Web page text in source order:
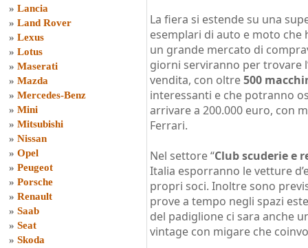
» Lancia
» Land Rover
» Lexus
» Lotus
» Maserati
» Mazda
» Mercedes-Benz
» Mini
» Mitsubishi
» Nissan
» Opel
» Peugeot
» Porsche
» Renault
» Saab
» Seat
» Skoda
La fiera si estende su una
esemplari di auto e moto
un grande mercato di
giorni serviranno per trovare
vendita, con oltre500
interessanti e che potranno
arrivare a 200.000 euro, con
Ferrari.
Nel settore “Club scuderie e
Italia esporranno le vetture
propri soci. Inoltre sono
prove a tempo negli spazi
del padiglione ci sara anche
vintage con migare che